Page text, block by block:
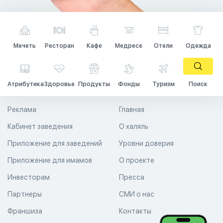
Мечеть Ресторан Кафе Медресе Отели Одежда
АтрибутикаЗдоровье Продукты Фонды Туризм Поиск
Главная
О халяль
Уровни доверия
Реклама
Кабинет заведения
Приложение для заведений
Приложение для имамов О проекте
Пресса
СМИ о нас
Контакты
Инвесторам
Партнеры
Франшиза